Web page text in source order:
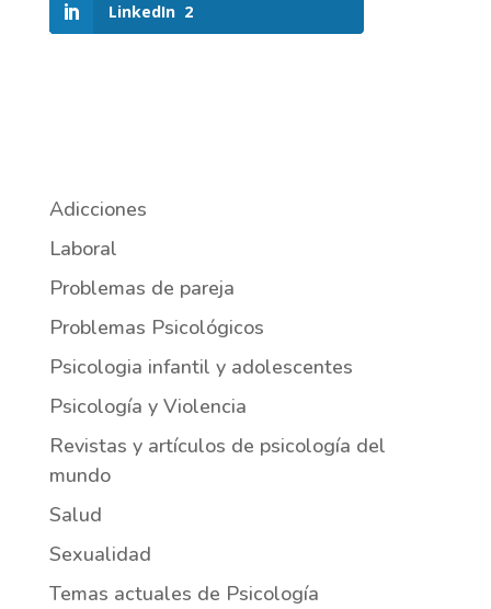
LinkedIn 2
Adicciones
Laboral
Problemas de pareja
Problemas Psicológicos
Psicologia infantil y adolescentes
Psicología y Violencia
Revistas y artículos de psicología del
mundo
Salud
Sexualidad
Temas actuales de Psicología